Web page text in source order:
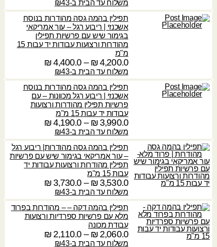
0
.
0
⁩
ע
ד
⁦
4
,
0
0
.
0
⁩
0
0
.
0
₪
⁩
ע
ד
⁦
4
8
0
.
0
₪
י
ם
:
⁦
4
,
3
0
.
0
₪
⁩
ע
ד
⁦
,
3
0
0
ו
ח
מ
ח
ר
ם
:
⁦
3
,
3
0
.
0
₪
⁩
ע
ד
4
משלוח עד הבית ב-₪43
תפילין בהמה גסה מהודרות בנוסח
אשכנזי | ריבוע רגל – עור אמריקאי
בגימור שיש עם פרשיות תפילין
מהודרות ורצועות עבודות יד עבות 15
מ"מ
4,200.0
₪
–
4,400.0
₪ט
ו
ח
מ
ח
י
י
ם
:
⁦
4
,
2
0
0
0
משלוח עד הבית ב-₪43
תפילין בהמה גסה מהודרות בנוסח
אשכנזי | ריבוע רגל מכוונות – עם
פרשיות תפילין מהודרות ורצועות
עבודות יד עבות 15 מ"מ
3,990.0
₪
–
4,190.0
₪ט
ו
ח
מ
ח
י
י
ם
:
3
משלוח עד הבית ב-₪43
תפילין בהמה גסה מהודרות| ריבוע רגל
– עור אמריקאי בגימור שיש עם פרשיות
תפילין מהודרות ורצועות עבודות יד
עבות 15 מ"מ
3,530.0
₪
–
3,730.0
₪ט
ו
ח
מ
ח
משלוח עד הבית ב-₪43
תפילין בהמה דקה – – מהודרות בפרוד
מלא עם פרשיות ספרדיות ורצועות
עבודת מכונה
2,060.0
₪
–
2,110.0
₪ט
משלוח עד הבית ב-₪43